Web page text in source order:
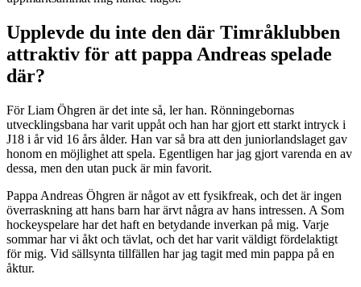
Upplevde du inte den där Timråklubben
attraktiv för att pappa Andreas spelade
där?
För Liam Öhgren är det inte så, ler han. Rönningebornas
utvecklingsbana har varit uppåt och han har gjort ett starkt intryck i
J18 i år vid 16 års ålder. Han var så bra att den juniorlandslaget gav
honom en möjlighet att spela. Egentligen har jag gjort varenda en av
dessa, men den utan puck är min favorit.
Pappa Andreas Öhgren är något av ett fysikfreak, och det är ingen
överraskning att hans barn har ärvt några av hans intressen. A Som
hockeyspelare har det haft en betydande inverkan på mig. Varje
sommar har vi åkt och tävlat, och det har varit väldigt fördelaktigt
för mig. Vid sällsynta tillfällen har jag tagit med min pappa på en
åktur.